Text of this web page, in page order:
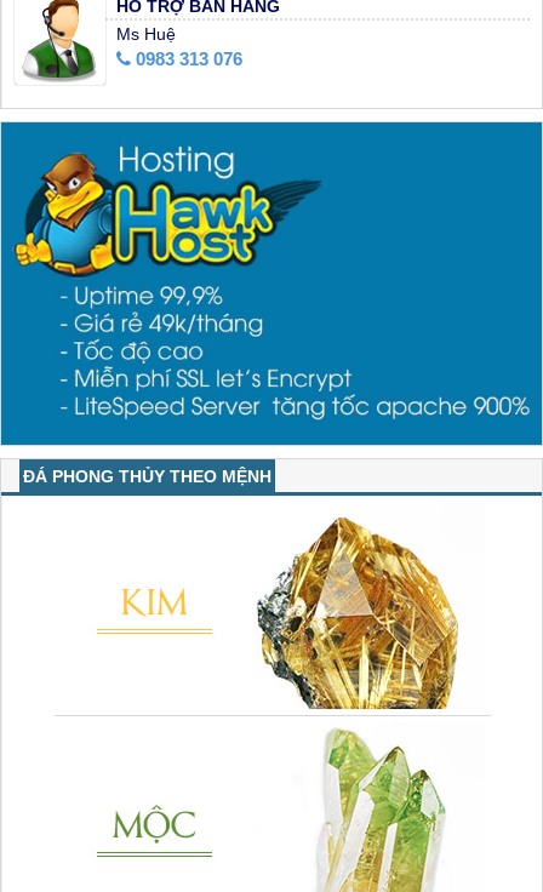
HỖ TRỢ BÁN HÀNG
Ms Huệ
0983 313 076
ĐÁ PHONG THỦY THEO MỆNH